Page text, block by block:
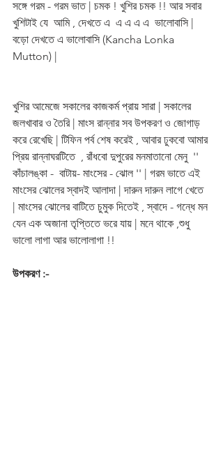
সঙ্গে গরম - গরম ভাত | চমক ! খুশির চমক !! আর সবার
খুশিটাই যে  আমি , দেখতে এ  এ এ এ এ  ভালোবাসি |
বড়ো দেখতে এ ভালোবাসি (Kancha Lonka
Mutton) |
খুশির আমেজে সকালের কাজকর্ম প্রায় সারা | সকালের
জলখাবার ও তৈরি | মাংস রান্নার সব উপকরণ ও জোগাড়
করে রেখেছি | টিফিন পর্ব শেষ করেই , আবার ঢুকবো আমার
প্রিয় রান্নাঘরটিতে  , রাঁধবো দুপুরের মনমাতানো মেনু  ''
কাঁচালঙ্কা -  বাটায়- মাংসের - ঝোল '' | গরম ভাতে এই
মাংসের ঝোলের স্বাদই আলাদা | দারুন দারুন লাগে খেতে
| মাংসের ঝোলের বাটিতে চুমুক দিতেই , স্বাদে - গন্ধে মন
যেন এক অজানা তৃপ্তিতে ভরে যায় | মনে থাকে ,শুধু
ভালো লাগা আর ভালোলাগা !!
উপকরণ :-